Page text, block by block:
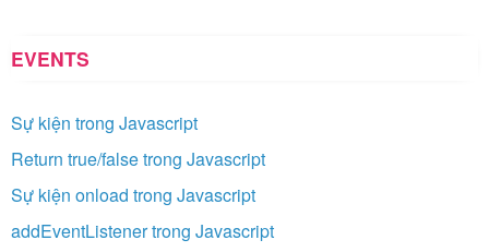
EVENTS
Sự kiện trong Javascript
Return true/false trong Javascript
Sự kiện onload trong Javascript
addEventListener trong Javascript